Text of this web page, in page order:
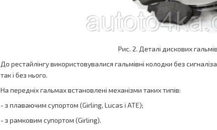
Рис. 2. Деталі дискових
До рестайлінгу використовувалися гальмівні колодки без
так і без нього.
На передніх гальмах встановлені механізми таких типів:
- з плаваючим супортом (Girling, Lucas і ATE);
- з рамковим супортом (Girling).